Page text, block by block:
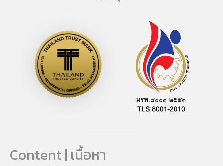
Content | เนื้อหา